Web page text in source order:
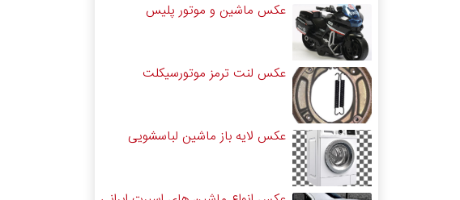
عکس ماشین و موتور پلیس
عکس لنت ترمز موتورسیکلت
عکس لایه باز ماشین لباسشویی